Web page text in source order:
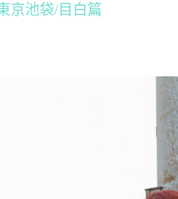
京池袋/目白篇